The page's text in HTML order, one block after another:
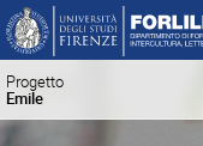
Progetto
Emile